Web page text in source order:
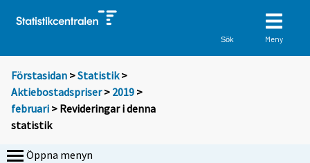
Sök Meny
Förstasidan >Statistik >
Aktiebostadspriser> 2019 >
februari > Revideringar i denna
statistik
Öppna menyn